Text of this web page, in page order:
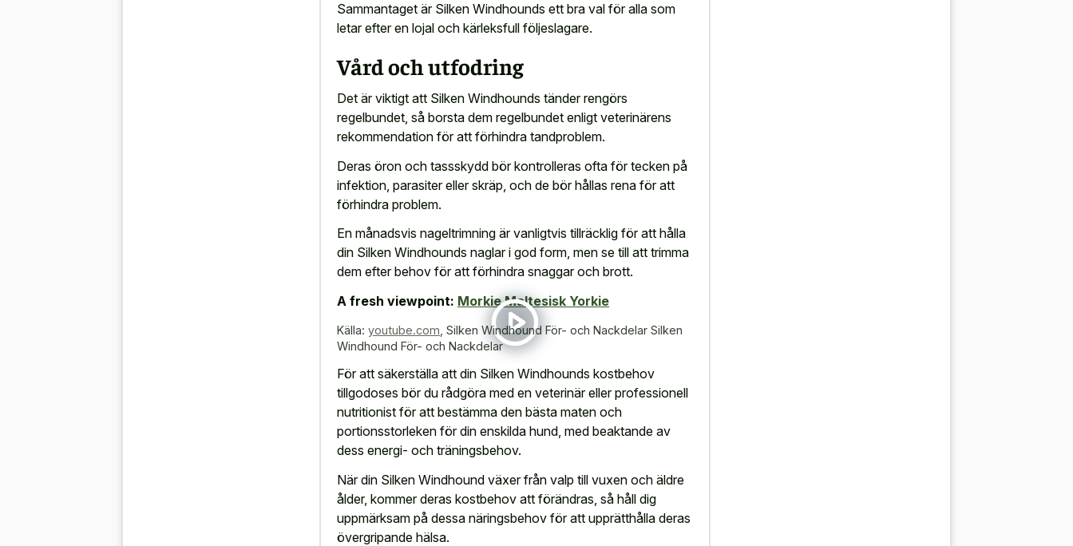
Sammantaget är Silken Windhounds ett bra val för alla som
letar efter en lojal och kärleksfull följeslagare.
Vård och utfodring
Det är viktigt att Silken Windhounds tänder rengörs
regelbundet, så borsta dem regelbundet enligt veterinärens
rekommendation för att förhindra tandproblem.
Deras öron och tassskydd bör kontrolleras ofta för tecken på
infektion, parasiter eller skräp, och de bör hållas rena för att
förhindra problem.
En månadsvis nageltrimning är vanligtvis tillräcklig för att hålla
din Silken Windhounds naglar i god form, men se till att trimma
dem efter behov för att förhindra snaggar och brott.
A fresh viewpoint: Morkie Maltesisk Yorkie
Källa: youtube.com Silken Windhound För- och Nackdelar Silken
Windhound För- och Nackdelar
För att säkerställa att din Silken Windhounds kostbehov
tillgodoses bör du rådgöra med en veterinär eller professionell
nutritionist för att bestämma den bästa maten och
portionsstorleken för din enskilda hund, med beaktande av
dess energi- och träningsbehov.
När din Silken Windhound växer från valp till vuxen och äldre
ålder, kommer deras kostbehov att förändras, så håll dig
uppmärksam på dessa näringsbehov för att upprätthålla deras
övergripande hälsa.